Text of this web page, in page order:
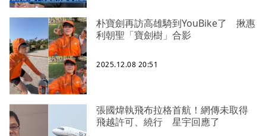
朴寶劍再訪高雄騎到YouBike了 揪惠
利朝聖「寶劍樹」合影
2025.12.08 20:51
張國煒執飛布拉格首航！網傳未取得
飛越許可、繞行 星宇回應了